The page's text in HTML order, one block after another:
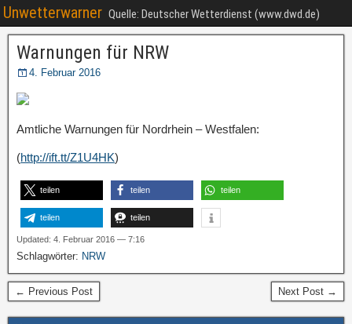
Unwetterwarner Quelle: Deutscher Wetterdienst (www.dwd.de)
Warnungen für NRW
4. Februar 2016
Amtliche Warnungen für Nordrhein – Westfalen:
(http://ift.tt/Z1U4HK)
teilen teilen teilen
teilen teilen
Updated: 4. Februar 2016 — 7:16
Schlagwörter: NRW
← Previous Post Next Post →